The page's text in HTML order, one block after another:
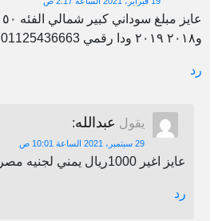
و٢٠١٨ ٢٠١٩ ودا رقمي 01125436663
رد
يقول عبدالله:
29 سبتمبر، 2021 الساعة 10:01 ص
عايز اغير 1000ريال يمني لجنيه مصري
رد